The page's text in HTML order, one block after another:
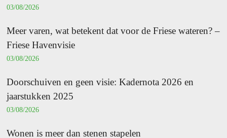
03/08/2026
Meer varen, wat betekent dat voor de Friese wateren? –
Friese Havenvisie
03/08/2026
Doorschuiven en geen visie: Kadernota 2026 en
jaarstukken 2025
03/08/2026
Wonen is meer dan stenen stapelen